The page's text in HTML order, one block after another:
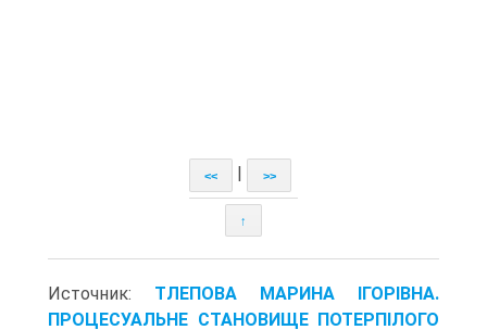
<< >>
↑
Источник: ТЛЕПОВА МАРИНА ІГОРІВНА.
ПРОЦЕСУАЛЬНЕ СТАНОВИЩЕ ПОТЕРПІЛОГО